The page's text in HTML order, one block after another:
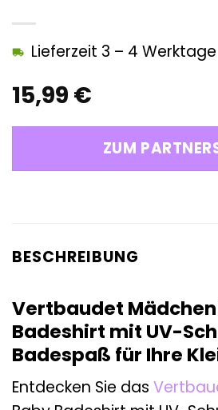
15,99 €
Lieferzeit 3 – 4 Werktage
ZUM
BESCHREIBUNG
Vertbaudet
Badeshirt mit UV-
Badespaß für Ihre
Entdecken Sie das